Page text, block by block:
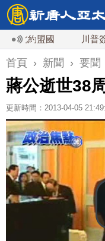
盟國 川普簽行政
首頁 › 新聞 › 要聞
蔣公逝世38
更新時間：2013-04-05